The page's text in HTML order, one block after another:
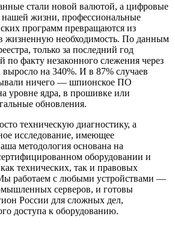
стали новой валютой, а цифровые
жизни, профессиональные
программ превращаются из
в жизненную необходимость. По данным
только за последний год
по факту незаконного слежения через
на 340%. И в 87% случаев
ничего — шпионское ПО
уровне ядра, в прошивке или
обновления.
техническую диагностику, а
исследование, имеющее
методология основана на
оборудовании и
технических, так и правовых
работаем с любыми устройствами —
серверов, и готовы
России для сложных дел,
доступа к оборудованию.